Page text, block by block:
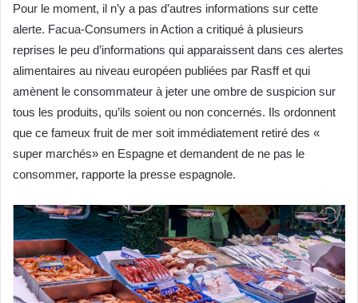
Pour le moment, il n’y a pas d’autres informations sur cette
alerte. Facua-Consumers in Action a critiqué à plusieurs
reprises le peu d’informations qui apparaissent dans ces alertes
alimentaires au niveau européen publiées par Rasff et qui
amènent le consommateur à jeter une ombre de suspicion sur
tous les produits, qu’ils soient ou non concernés. Ils ordonnent
que ce fameux fruit de mer soit immédiatement retiré des «
super marchés» en Espagne et demandent de ne pas le
consommer, rapporte la presse espagnole.